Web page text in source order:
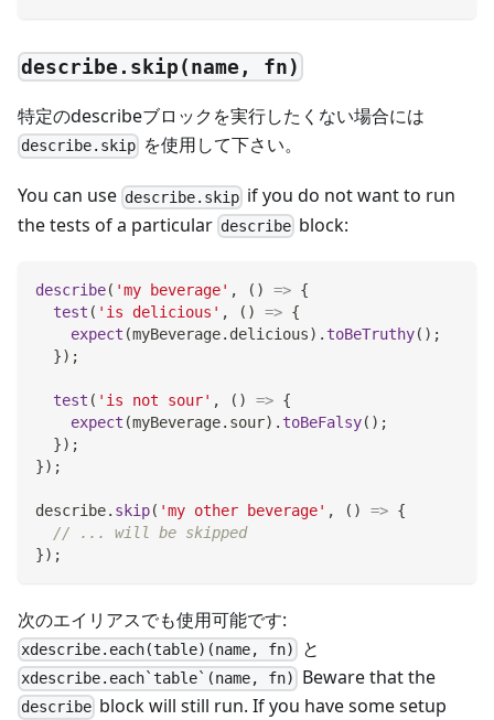
describe.skip(name, fn)
特定のdescribeブロックを実行したくない場合には
describe.skip を使用して下さい。
You can use describe.skip if you do not want to run
the tests of a particular describe block:
describe( 'my beverage' , ( ) => {
test ( 'is delicious' , ( ) => {
expect (myBeverage. delicious) . toBeTruthy( ) ;
}) ;
test ( 'is not sour' , ( ) => {
expect (myBeverage. sour) . toBeFalsy( ) ;
}) ;
}) ;
describe. skip( 'my other beverage' , ( ) => {
// ... will be skipped
}) ;
次のエイリアスでも使用可能です:
xdescribe.each(table)(name, fn) と
xdescribe.each`table`(name, fn) Beware that the
describe block will still run. If you have some setup